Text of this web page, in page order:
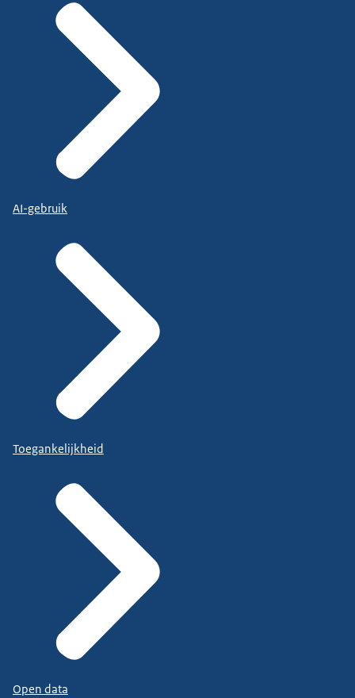
AI-gebruik
Toegankelijkheid
Open data